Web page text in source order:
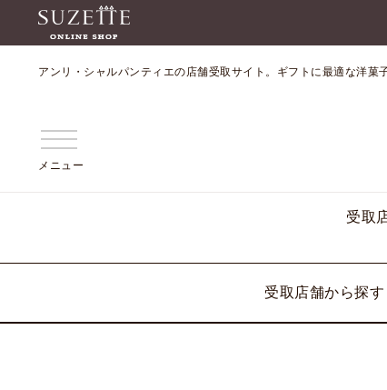
アンリ・シャルパンティエの店舗受取サイト。ギフトに最適な洋菓
メニュー
受取
受取店舗から探す